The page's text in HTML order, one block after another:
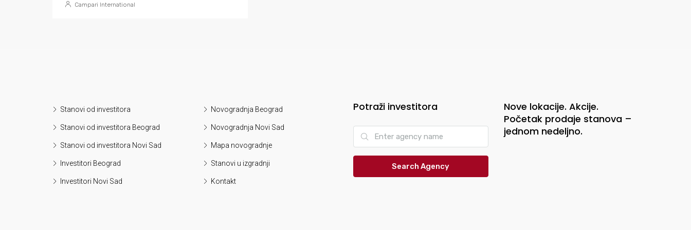
Campari International
Stanovi od investitora
Stanovi od investitora Beograd
Stanovi od investitora Novi Sad
Investitori Beograd
Investitori Novi Sad
Novogradnja Beograd
Novogradnja Novi Sad
Mapa novogradnje
Stanovi u izgradnji
Kontakt
Potraži investitora
Search Agency
Nove lokacije. Akcije.
Početak prodaje stanova –
jednom nedeljno.